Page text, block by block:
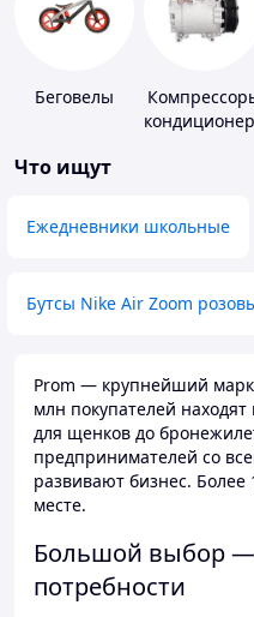
Беговелы
Что ищут
Ежедневники школьные
Бутсы Nike Air Zoom
Prom — крупнейший
млн покупателей
для щенков до
предпринимателей со
развивают бизнес.
месте.
Большой выбор
потребности